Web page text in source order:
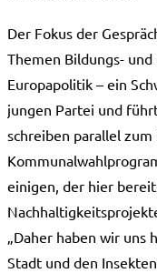
Der Fokus der
Themen Bildungs-
Europapolitik – ein
jungen Partei und
schreiben parallel
einigen, der hier
„Daher haben wir uns
Stadt und den